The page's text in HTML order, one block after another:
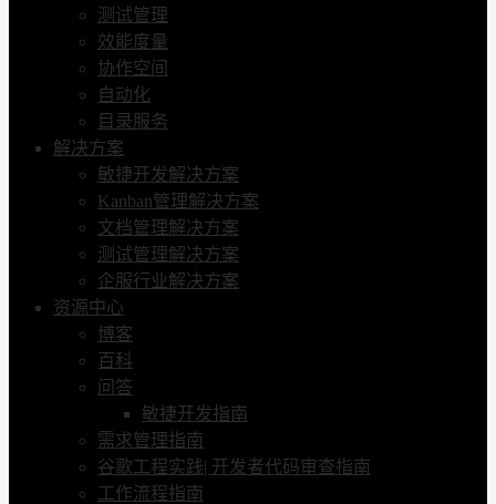
测试管理
效能度量
协作空间
自动化
目录服务
解决方案
敏捷开发解决方案
Kanban管理解决方案
文档管理解决方案
测试管理解决方案
企服行业解决方案
资源中心
博客
百科
问答
敏捷开发指南
需求管理指南
谷歌工程实践| 开发者代码审查指南
工作流程指南